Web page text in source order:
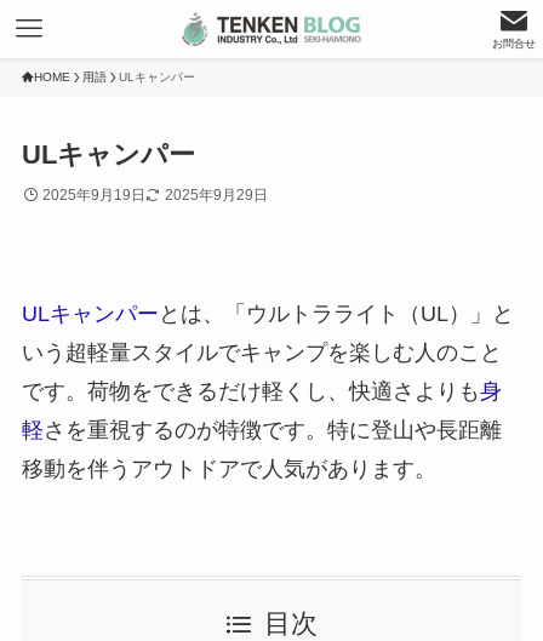
お問合せ
HOME 用語 ULキャンパー
ULキャンパー
2025年9月19日 2025年9月29日
ULキャンパー とは、「ウルトラライト（UL）」と
いう超軽量スタイルでキャンプを楽しむ人のこと
です。荷物をできるだけ軽くし、快適さよりも身
軽さを重視するのが特徴です。特に登山や長距離
移動を伴うアウトドアで人気があります。
目次